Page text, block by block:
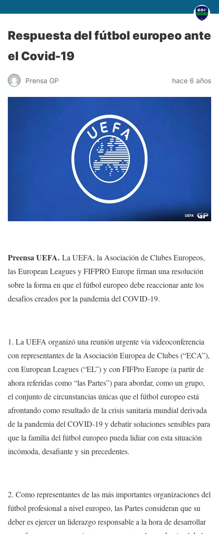
Respuesta del fútbol europeo ante
el Covid-19
Prensa GP hace 6 años
Preensa UEFA. La UEFA, la Asociación de Clubes Europeos,
las European Leagues y FIFPRO Europe firman una resolución
sobre la forma en que el fútbol europeo debe reaccionar ante los
desafíos creados por la pandemia del COVID-19.
1. La UEFA organizó una reunión urgente vía videoconferencia
con representantes de la Asociación Europea de Clubes (“ECA”),
con European Leagues (“EL”) y con FIFPro Europe (a partir de
ahora referidas como “las Partes”) para abordar, como un grupo,
el conjunto de circunstancias únicas que el fútbol europeo está
afrontando como resultado de la crisis sanitaria mundial derivada
de la pandemia del COVID-19 y debatir soluciones sensibles para
que la familia del fútbol europeo pueda lidiar con esta situación
incómoda, desafiante y sin precedentes.
2. Como representantes de las más importantes organizaciones del
fútbol profesional a nivel europeo, las Partes consideran que su
deber es ejercer un liderazgo responsable a la hora de desarrollar